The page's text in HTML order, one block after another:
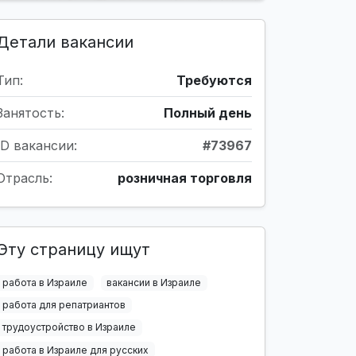
вакансии
Требуются
Полный день
вакансии: #73967
розничная торговля
страницу ищут
работа в Израиле
вакансии в Израиле
работа для репатриантов
трудоустройство в Израиле
работа в Израиле для русских